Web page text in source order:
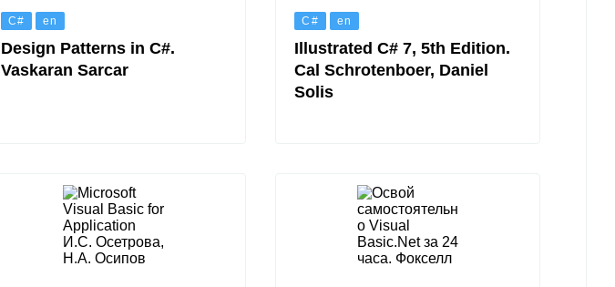
C# en
Design Patterns in C#.
Vaskaran Sarcar
C# en
Illustrated C# 7, 5th Edition.
Cal Schrotenboer, Daniel
Solis